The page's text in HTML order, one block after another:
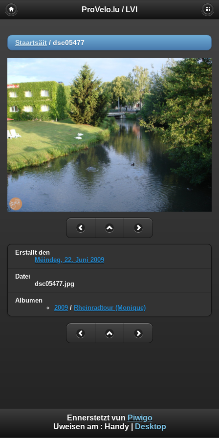
ProVelo.lu / LVI
Staartsäit / dsc05477
Erstallt den
Méindeg, 22. Juni 2009
Datei
dsc05477.jpg
Albumen
2009 / Rheinradtour (Monique)
Ennerstetzt vun Piwigo
Uweisen am : Handy| Desktop